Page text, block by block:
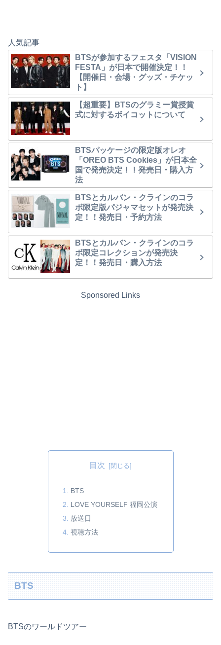
人気記事
BTSが参加するフェスタ「VISION
FESTA」が日本で開催決定！！
【開催日・会場・グッズ・チケッ
ト】
【超重要】BTSのグラミー賞授賞
式に対するボイコットについて
BTSパッケージの限定版オレオ
「OREO BTS Cookies」が日本全
国で発売決定！！発売日・購入方
法
BTSとカルバン・クラインのコラ
ボ限定版パジャマセットが発売決
定！！発売日・予約方法
BTSとカルバン・クラインのコラ
ボ限定コレクションが発売決
定！！発売日・購入方法
Sponsored Links
目次
BTS
LOVE YOURSELF 福岡公演
放送日
視聴方法
BTS
BTSのワールドツアー